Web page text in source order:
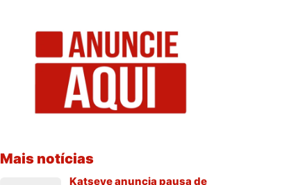
Mais notícias
Katseye anuncia pausa de